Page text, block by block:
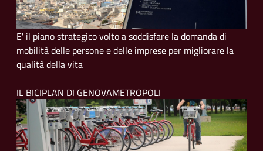
E' il piano strategico volto a soddisfare la domanda di
mobilità delle persone e delle imprese per migliorare la
qualità della vita
IL BICIPLAN DI GENOVAMETROPOLI